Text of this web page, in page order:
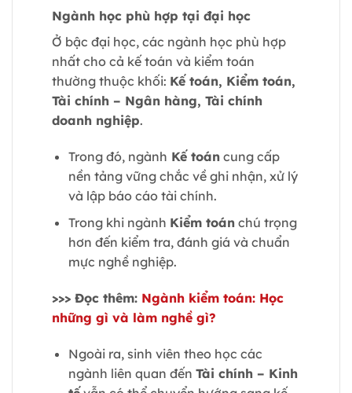
Ngành học phù hợp tại đại học
Ở bậc đại học, các ngành học phù hợp
nhất cho cả kế toán và kiểm toán
thường thuộc khối: Kế toán, Kiểm toán,
Tài chính – Ngân hàng, Tài chính
doanh nghiệp.
Trong đó, ngành Kế toáncung cấp
nền tảng vững chắc về ghi nhận, xử lý
và lập báo cáo tài chính.
Trong khi ngành Kiểm toánchú trọng
hơn đến kiểm tra, đánh giá và chuẩn
mực nghề nghiệp.
>>> Đọc thêm: Ngành kiểm toán: Học
những gì và làm nghề gì?
Ngoài ra, sinh viên theo học các
ngành liên quan đến Tài chính – Kinh